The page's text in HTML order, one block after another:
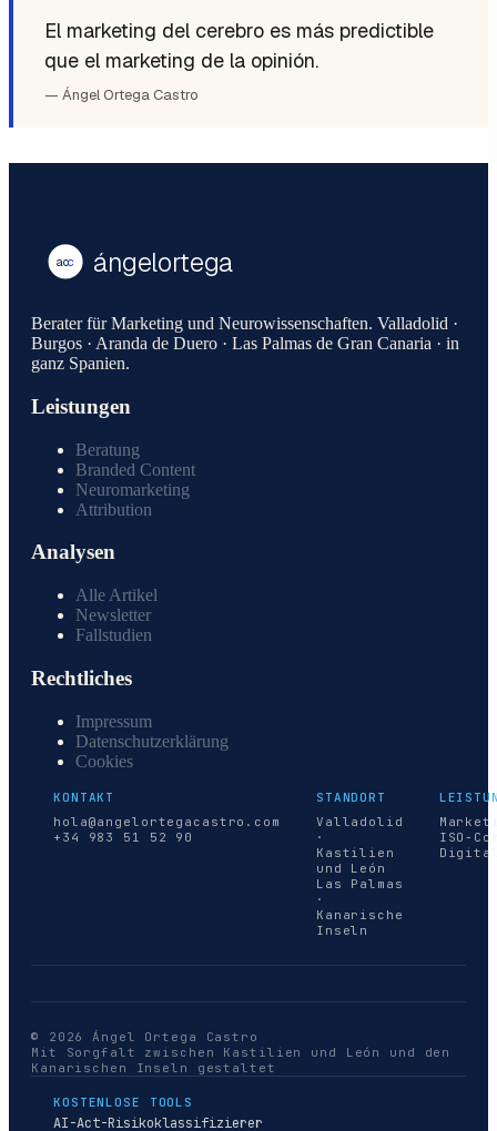
El marketing del cerebro es más predictible
que el marketing de la opinión.
— Ángel Ortega Castro
aoc ángelortega
Berater für Marketing und Neurowissenschaften. Valladolid ·
Burgos · Aranda de Duero · Las Palmas de Gran Canaria · in
ganz Spanien.
Leistungen
Beratung
Branded Content
Neuromarketing
Attribution
Analysen
Alle Artikel
Newsletter
Fallstudien
Rechtliches
Impressum
Datenschutzerklärung
Cookies
KONTAKT
hola@angelortegacastro.com
+34 983 51 52 90
STANDORT
Valladolid
·
Kastilien
und León
Las Palmas
·
Kanarische
Inseln
ISO-
© 2026 Ángel Ortega Castro
Mit Sorgfalt zwischen Kastilien und León und den
Kanarischen Inseln gestaltet
KOSTENLOSE TOOLS
AI-Act-Risikoklassifizierer